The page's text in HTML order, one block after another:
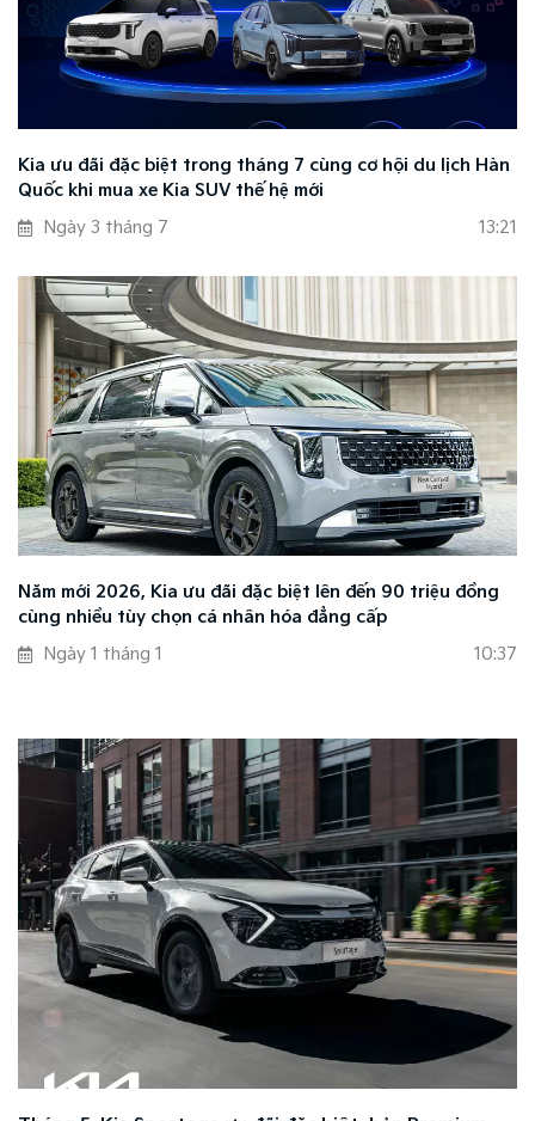
Kia ưu đãi đặc biệt trong tháng 7 cùng cơ hội du lịch Hàn
Quốc khi mua xe Kia SUV thế hệ mới
Ngày 3 tháng 7
13:21
Năm mới 2026, Kia ưu đãi đặc biệt lên đến 90 triệu đồng
cùng nhiều tùy chọn cá nhân hóa đẳng cấp
Ngày 1 tháng 1
10:37